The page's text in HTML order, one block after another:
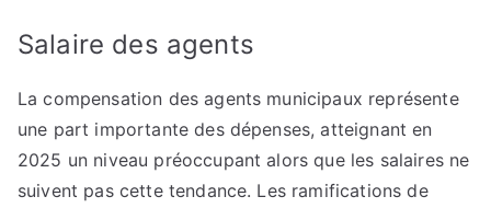
Salaire des agents
La compensation des agents municipaux représente
une part importante des dépenses, atteignant en
2025 un niveau préoccupant alors que les salaires ne
suivent pas cette tendance. Les ramifications de